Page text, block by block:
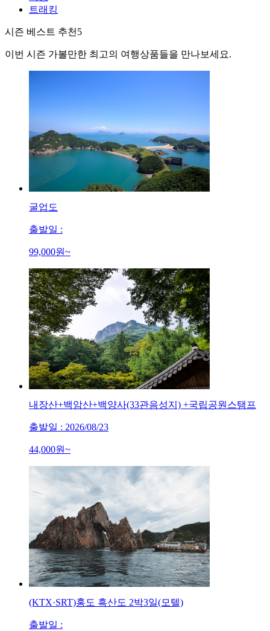
트래킹
시즌 베스트 추천 5
이번 시즌 가볼만한 최고의 여행상품들을 만나보세요.
굴업도
출발일 :
99,000원~
내장산+백암산+백양사(33관음성지) +국립공원스탬프
출발일 : 2026/08/23
44,000원~
(KTX·SRT)홍도 흑산도 2박3일(모텔)
출발일 :